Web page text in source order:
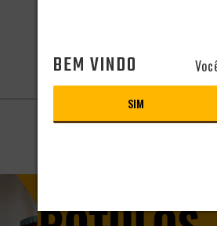
AVALIAÇÕES
BEM VINDO
SIM